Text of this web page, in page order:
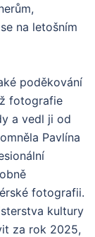
na letošním
poděkování
fotografie
a vedl ji od
Pavlína
fotografii.
kultury
za rok 2025,